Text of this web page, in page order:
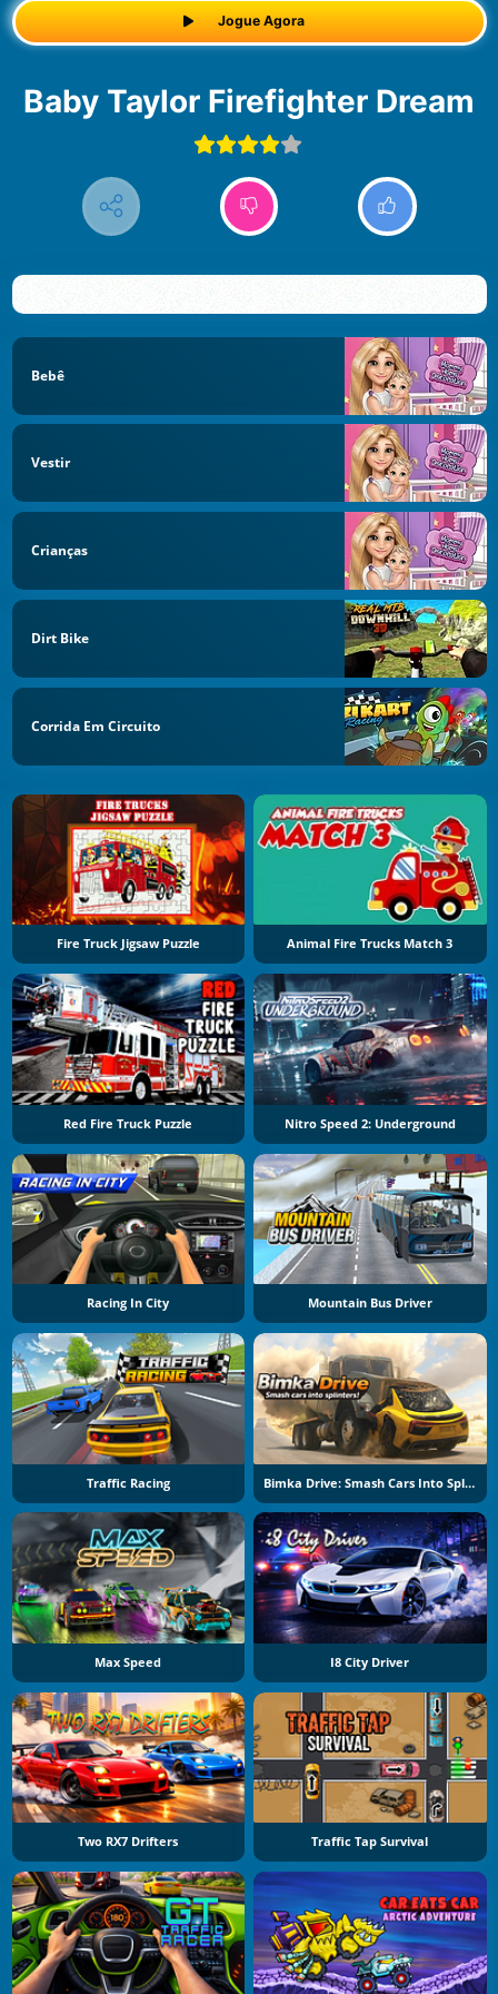
Jogue Agora
Baby Taylor Firefighter Dream
Bebê
Vestir
Crianças
Dirt Bike
Corrida Em Circuito
Fire Truck Jigsaw Puzzle Animal Fire Trucks Match 3
Red Fire Truck Puzzle Nitro Speed 2: Underground
Racing In City Mountain Bus Driver
Traffic Racing Bimka Drive: Smash Cars Into Splinters
Max Speed I8 City Driver
Two RX7 Drifters Traffic Tap Survival